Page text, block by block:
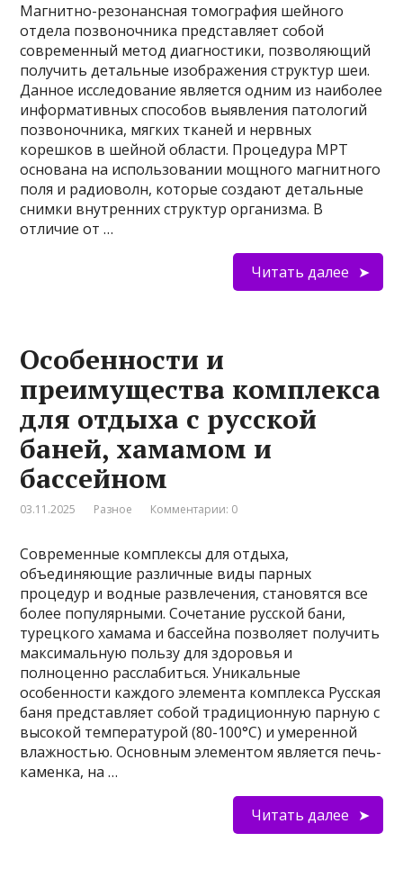
Магнитно-резонансная томография шейного
отдела позвоночника представляет собой
современный метод диагностики, позволяющий
получить детальные изображения структур шеи.
Данное исследование является одним из наиболее
информативных способов выявления патологий
позвоночника, мягких тканей и нервных
корешков в шейной области. Процедура МРТ
основана на использовании мощного магнитного
поля и радиоволн, которые создают детальные
снимки внутренних структур организма. В
отличие от …
Читать далее
Особенности и
преимущества комплекса
для отдыха с русской
баней, хамамом и
бассейном
03.11.2025 Разное Комментарии: 0
Современные комплексы для отдыха,
объединяющие различные виды парных
процедур и водные развлечения, становятся все
более популярными. Сочетание русской бани,
турецкого хамама и бассейна позволяет получить
максимальную пользу для здоровья и
полноценно расслабиться. Уникальные
особенности каждого элемента комплекса Русская
баня представляет собой традиционную парную с
высокой температурой (80-100°C) и умеренной
влажностью. Основным элементом является печь-
каменка, на …
Читать далее